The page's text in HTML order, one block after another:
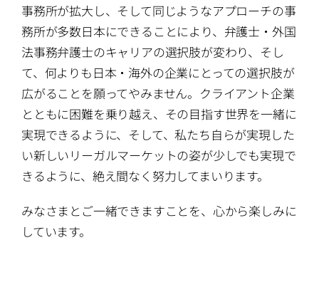
事務所が拡大し、そして同じようなアプローチの事
務所が多数日本にできることにより、弁護士・外国
法事務弁護士のキャリアの選択肢が変わり、そし
て、何よりも日本・海外の企業にとっての選択肢が
広がることを願ってやみません。クライアント企業
とともに困難を乗り越え、その目指す世界を一緒に
実現できるように、そして、私たち自らが実現した
い新しいリーガルマーケットの姿が少しでも実現で
きるように、絶え間なく努力してまいります。
みなさまとご一緒できますことを、心から楽しみに
しています。